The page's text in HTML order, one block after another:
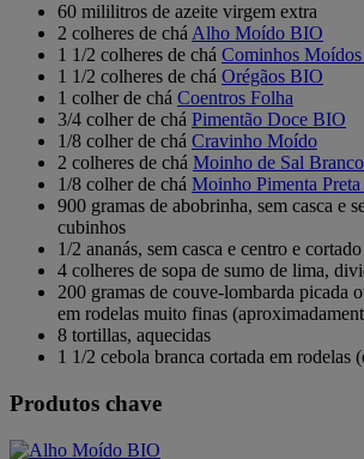
60 mililitros de azeite virgem extra
2 colheres de chá Alho Moído BIO
1 1/2 colheres de chá Cominhos
1 1/2 colheres de chá Orégãos BIO
1 colher de chá Coentros Folha
3/4 colher de chá Pimentão Doce BIO
1/8 colher de chá Cravinho Moído
2 colheres de chá Moinho de Sal
1/8 colher de chá Moinho Pimenta
900 gramas de abobrinha, sem casca e
cubinhos
1/2 ananás, sem casca e centro e
4 colheres de sopa de sumo de lima,
200 gramas de couve-lombarda picada
em rodelas muito finas
8 tortillas, aquecidas
1 1/2 cebola branca cortada em rodelas
Produtos chave